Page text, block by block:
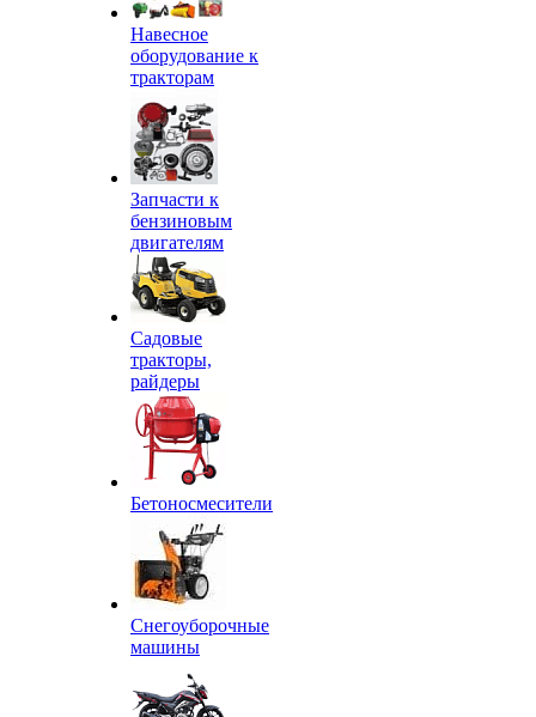
Навесное
оборудование к
тракторам
Запчасти к
бензиновым
двигателям
Садовые
тракторы,
райдеры
Бетоносмесители
Снегоуборочные
машины